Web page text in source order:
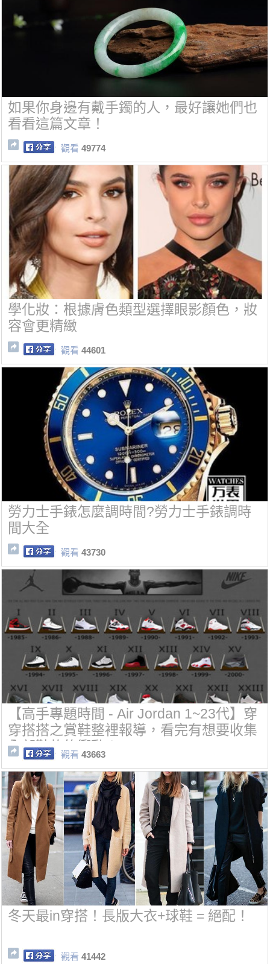
如果你身邊有戴手鐲的人，最好讓她們也
看看這篇文章！
觀看 49774
學化妝：根據膚色類型選擇眼影顏色，妝
容會更精緻
觀看 44601
勞力士手錶怎麼調時間?勞力士手錶調時
間大全
觀看 43730
【高手專題時間 - Air Jordan 1~23代】穿
穿搭搭之賞鞋整裡報導，看完有想要收集
全部鞋款的衝動！
觀看 43663
冬天最in穿搭！長版大衣+球鞋 = 絕配！
觀看 41442